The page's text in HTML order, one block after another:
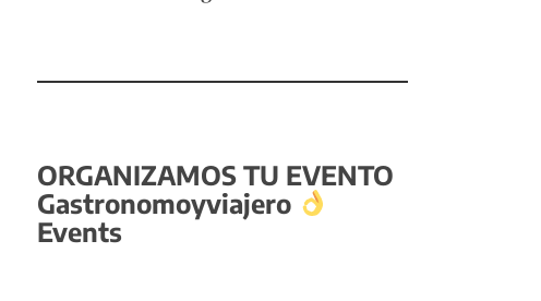
ORGANIZAMOS TU EVENTO
Gastronomoyviajero
Events